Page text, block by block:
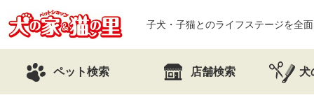
子犬・子猫とのライフステージを全
ペット検索 店舗検索 犬